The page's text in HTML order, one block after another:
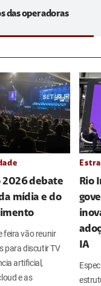
das operadoras
2026 debate
mídia e do
feira vão reunir
para discutir TV
artificial,
e as
Rio
IA